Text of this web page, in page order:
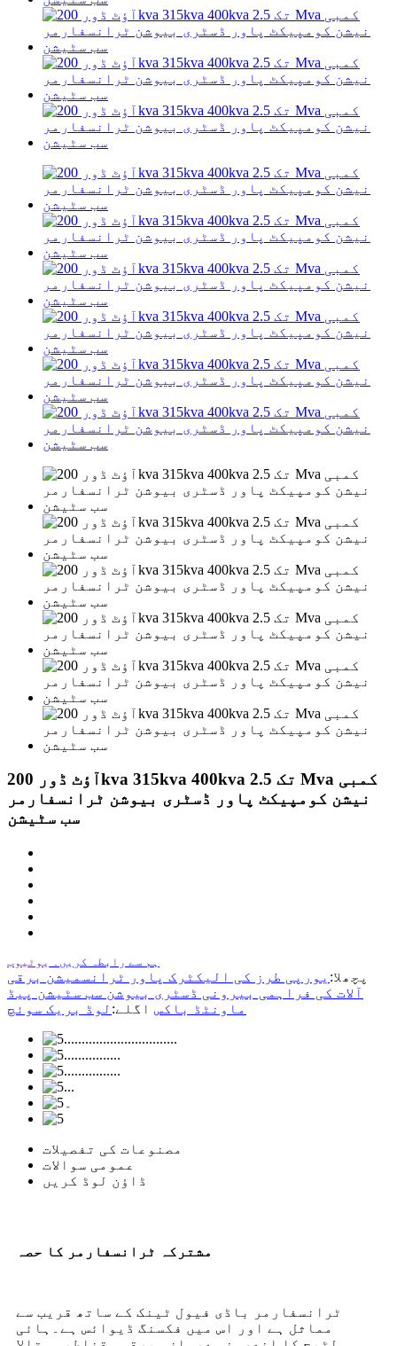
آؤٹ ڈور 200kva 315kva 400kva تک 2.5 Mva کمبی
نیشن کومپیکٹ پاور ڈسٹری بیوشن ٹرانسفارمر
سب سٹیشن
ہم سے رابطہ کریں۔ یوٹیوب
پچھلا: یورپی طرز کی الیکٹرک پاور ٹرانسمیشن برقی
آلات کی فراہمی بیرونی ڈسٹری بیوشن سب سٹیشن پیڈ
ماونٹڈ باکس اگلے: لوڈ بریک سوئچ
مصنوعات کی تفصیلات
عمومی سوالات
ڈاؤن لوڈ کریں
مشترکہ ٹرانسفارمر کا حصہ
ٹرانسفارمر باڈی فیول ٹینک کے ساتھ قریب سے
مماثل ہے اور اس میں فکسنگ ڈیوائس ہے۔ہائی